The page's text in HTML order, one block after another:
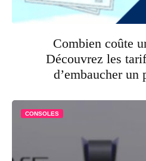
Combien coûte
Découvrez les
d’embaucher un
CONSOLES